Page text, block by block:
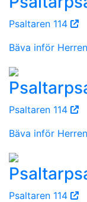
Psaltaren 114
Bäva inför
Psaltaren 114
Bäva inför
Psaltaren 114